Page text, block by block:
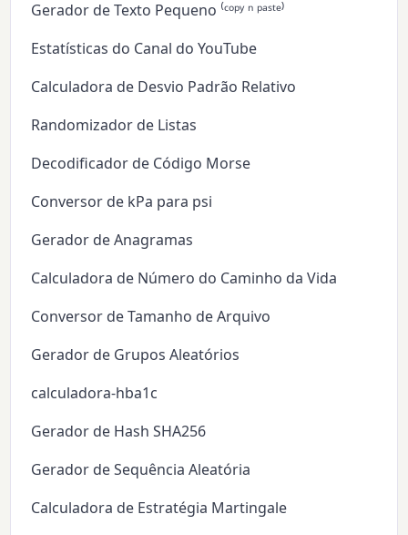
Gerador de Texto Pequeno ⁽ᶜᵒᵖʸ ⁿ ᵖᵃˢᵗᵉ⁾
Estatísticas do Canal do YouTube
Calculadora de Desvio Padrão Relativo
Randomizador de Listas
Decodificador de Código Morse
Conversor de kPa para psi
Gerador de Anagramas
Calculadora de Número do Caminho da Vida
Conversor de Tamanho de Arquivo
Gerador de Grupos Aleatórios
calculadora-hba1c
Gerador de Hash SHA256
Gerador de Sequência Aleatória
Calculadora de Estratégia Martingale